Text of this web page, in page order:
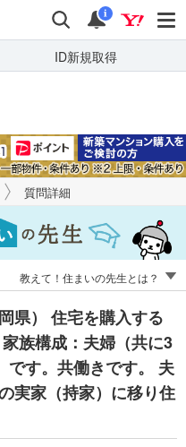
検索 通知
i
ID新規取得
キーワードで
質問を探す
質問詳細
教えて！住まいの先生とは？
県） 住宅を購入する
族構成：夫婦（共に3
です。共働きです。 夫
実家（持家）に移り住